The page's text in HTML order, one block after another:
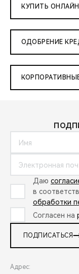
КУПИТЬ ОНЛАЙН
ОДОБРЕНИЕ
Даю
в
обработки
Согласен на
ПОДПИСАТЬСЯ
Адрес: